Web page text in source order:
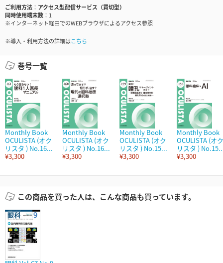
ご利用方法
アクセス型配信サービス（買切型）
同時使用端末数
1
※インターネット経由でのWEBブラウザによるアクセス参照
※導入・利用方法の詳細はこちら
巻号一覧
Monthly Book
OCULISTA (オク
リスタ ) No.16...
¥3,300
Monthly Book
OCULISTA (オク
リスタ ) No.16...
¥3,300
Monthly Book
OCULISTA (オク
リスタ ) No.15...
¥3,300
Monthly Book
OCULISTA (オク
リスタ )
¥3,300
この商品を買った人は、こんな商品も買っています。